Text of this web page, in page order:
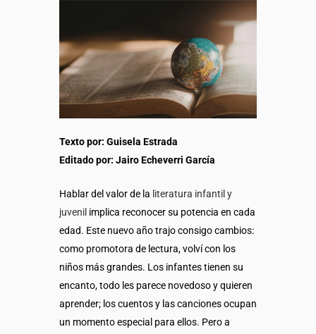
Texto por: Guisela Estrada
Editado por: Jairo Echeverri García
Hablar del valor de la literatura infantil y
juvenil implica reconocer su potencia en cada
edad. Este nuevo año trajo consigo cambios:
como promotora de lectura, volví con los
niños más grandes. Los infantes tienen su
encanto, todo les parece novedoso y quieren
aprender; los cuentos y las canciones ocupan
un momento especial para ellos. Pero a